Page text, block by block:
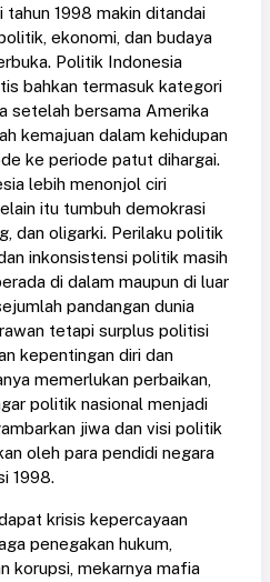
1998 makin ditandai
ekonomi, dan budaya
Politik Indonesia
bahkan termasuk kategori
setelah bersama Amerika
kemajuan dalam kehidupan
ke periode patut dihargai.
lebih menonjol ciri
itu tumbuh demokrasi
dan oligarki. Perilaku politik
inkonsistensi politik masih
di dalam maupun di luar
pandangan dunia
tetapi surplus politisi
kepentingan diri dan
memerlukan perbaikan,
politik nasional menjadi
jiwa dan visi politik
oleh para pendidi negara
1998.
krisis kepercayaan
penegakan hukum,
korupsi, mekarnya mafia